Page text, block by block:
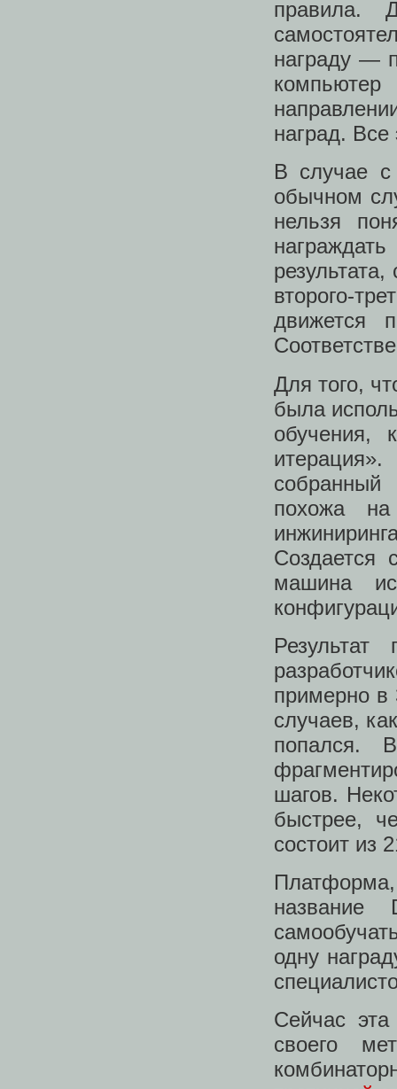
правила.
награду —
наград. Все
В случае с
обычном
нельзя
второго-
движется
Для того,
была
обучения,
итерация».
собранный
похожа
Создается
машина
примерно в
случаев,
попался.
шагов.
быстрее,
состоит из
название
одну
Сейчас
своего